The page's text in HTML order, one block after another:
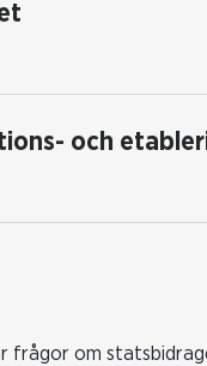
och
frågor om